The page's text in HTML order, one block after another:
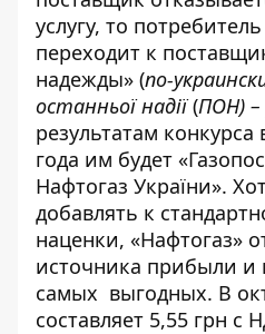
услугу, то
переходит к
надежды» (по-
останньої надії(ПОН) –
результатам
года им будет «
Нафтогаз України».
добавлять к
наценки, «Нафтогаз»
источника прибыли и
самых выгодных. В
составляет 5,55 грн с